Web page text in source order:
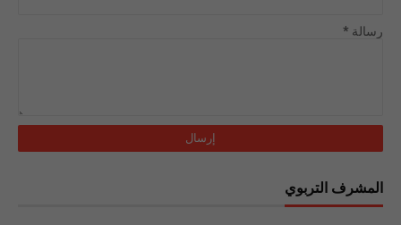
رسالة *
المشرف التربوي